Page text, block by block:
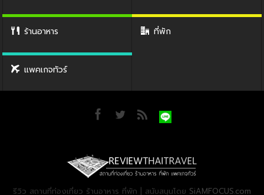
ร้านอาหาร ที่พัก
แพคเกจทัวร์
รีวิว สถานที่ท่องเที่ยว ร้านอาหาร ที่พัก | สนับสนุนโดย SiAMFOCUS.com